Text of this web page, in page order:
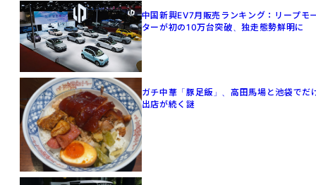
中国新興EV7月販売ランキング：リープモ
ターが初の10万台突破、独走態勢鮮明に
ガチ中華「豚足飯」、高田馬場と池袋でだ
出店が続く謎